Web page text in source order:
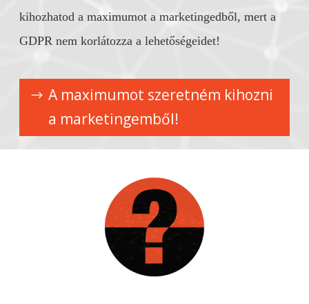
kihozhatod a maximumot a marketingedből, mert a
GDPR nem korlátozza a lehetőségeidet!
A maximumot szeretném kihozni
a marketingemből!